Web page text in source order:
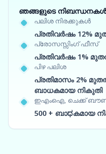
ഞങ്ങളുടെ നിബന്ധനകൾ
പലിശ നിരക്കുകൾ
പ്രതിവർഷം 12%
പ്രോസസ്സിംഗ് ഫീസ്
പ്രതിവർഷം 1%
പിഴ പലിശ
പ്രതിമാസം 2%
ബാധകമായ നികുതി
ഇഎംഐ, ചെക്ക്
500 + ബാಧകമായ